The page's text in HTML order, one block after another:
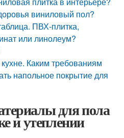
виниловый пол?
ПВХ-плитка,
или линолеум?
Каким требованиям
напольное покрытие для
для пола
и утеплении